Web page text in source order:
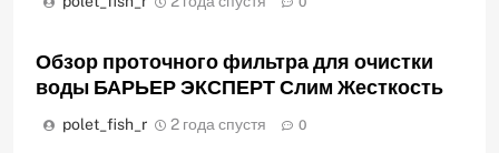
Обзор проточного фильтра для очистки
воды БАРЬЕР ЭКСПЕРТ Слим Жесткость
polet_fish_r 2 года спустя 0